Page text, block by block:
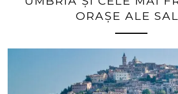
ORAȘE ALE